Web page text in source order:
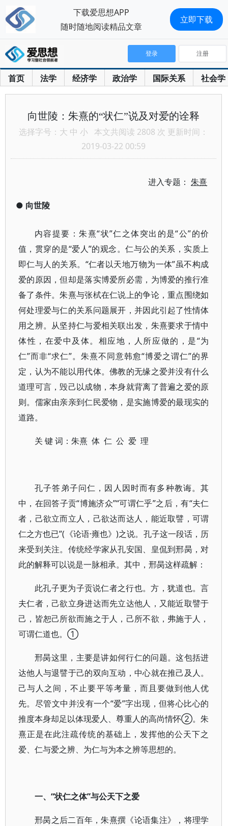
首页 法学 经济学 政治学 国际关系 社会学
登录 注册
向世陵：朱熹的“状仁”说及对爱的诠释
选择字号： 大 中 小 本文共阅读 2808 次 更新时间：
2019-03-22 00:59
进入专题：朱熹
● 向世陵
内容提要：朱熹“状”仁之体突出的是“公”的价
值，贯穿的是“爱人”的观念。仁与公的关系，实质上
即仁与人的关系。“仁者以天地万物为一体”虽不构成
爱的原因，但却是落实博爱所必需，为博爱的推行准
备了条件。朱熹与张栻在仁说上的争论，重点围绕如
何处理爱与仁的关系问题展开，并因此引起了性情体
用之辨。从坚持仁与爱相关联出发，朱熹要求于情中
体性，在爱中及体。相应地，人所应做的，是“为
仁”而非“求仁”。朱熹不同意韩愈“博爱之谓仁”的界
定，认为不能以用代体。佛教的无缘之爱并没有什么
道理可言，毁己以成物，本身就背离了普遍之爱的原
则。儒家由亲亲到仁民爱物，是实施博爱的最现实的
道路。
关 键 词：朱熹 体 仁 公 爱 理
孔子答弟子问仁，因人因时而有多种教诲。其
中，在回答子贡“博施济众”“可谓仁乎”之后，有“夫仁
者，己欲立而立人，己欲达而达人，能近取譬，可谓
仁之方也已”(《论语·雍也》)之说。孔子这一段话，历
来受到关注。传统经学家从孔安国、皇侃到邢昺，对
此的解释可以说是一脉相承。其中，邢昺这样疏解：
此孔子更为子贡说仁者之行也。方，犹道也。言
夫仁者，己欲立身进达而先立达他人，又能近取譬于
己，皆恕己所欲而施之于人，己所不欲，弗施于人，
可谓仁道也。①
邢昺这里，主要是讲如何行仁的问题。这包括进
达他人与退譬于己的双向互动，中心就在推己及人。
己与人之间，不止要平等考量，而且要做到他人优
先。尽管文中并没有一个“爱”字出现，但将心比心的
推度本身却足以体现爱人、尊重人的高尚情怀②。朱
熹正是在此注疏传统的基础上，发挥他的公天下之
爱、仁与爱之辨、为仁与为本之辨等思想的。
一、“状仁之体”与公天下之爱
邢昺之后二百年，朱熹撰《论语集注》，将理学
下载爱思想APP
随时随地阅读精品文章
立即下载